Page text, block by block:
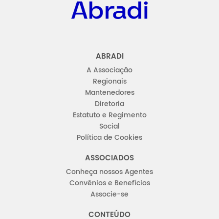
ABRADI
A Associação
Regionais
Mantenedores
Diretoria
Estatuto e Regimento
Social
Política de Cookies
ASSOCIADOS
Conheça nossos Agentes
Convênios e Benefícios
Associe-se
CONTEÚDO